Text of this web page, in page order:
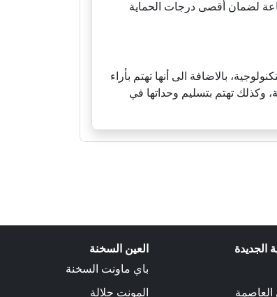
لضمان أقصى درجات الحماية
بالاضافة الى أنها تهتم بأراء
وكذلك تهتم بتسليم وحداتها في
الجديدة
العين السخنة
باي ماونت السخنة
المونت جلالة